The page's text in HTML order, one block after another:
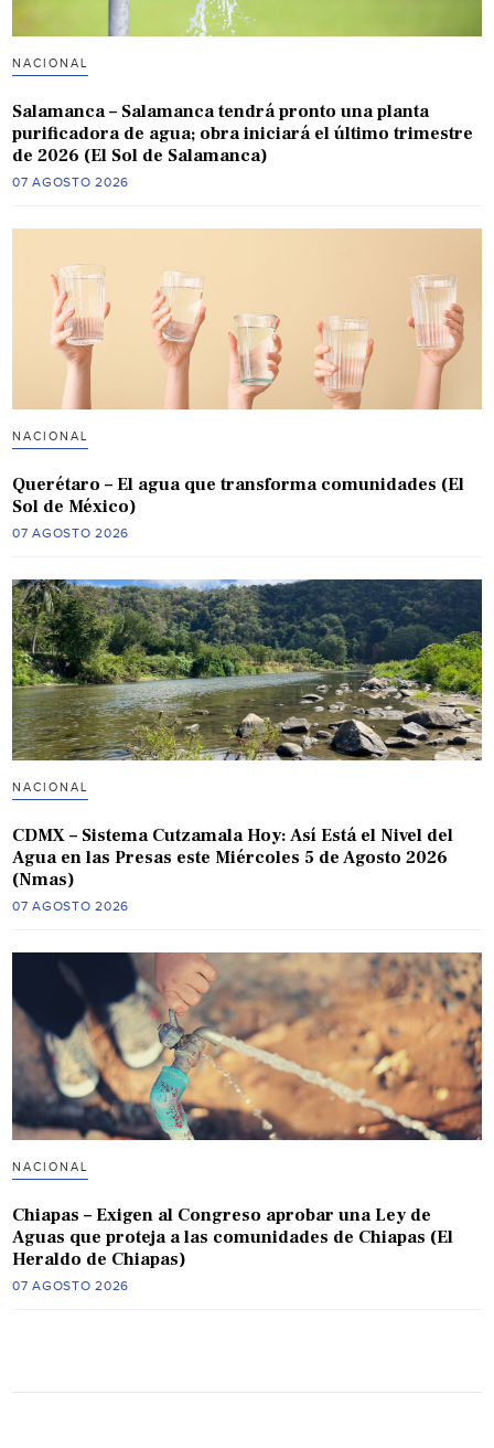
NACIONAL
Salamanca – Salamanca tendrá pronto una planta
purificadora de agua; obra iniciará el último trimestre
de 2026 (El Sol de Salamanca)
07 AGOSTO 2026
NACIONAL
Querétaro – El agua que transforma comunidades (El
Sol de México)
07 AGOSTO 2026
NACIONAL
CDMX – Sistema Cutzamala Hoy: Así Está el Nivel del
Agua en las Presas este Miércoles 5 de Agosto 2026
(Nmas)
07 AGOSTO 2026
NACIONAL
Chiapas – Exigen al Congreso aprobar una Ley de
Aguas que proteja a las comunidades de Chiapas (El
Heraldo de Chiapas)
07 AGOSTO 2026